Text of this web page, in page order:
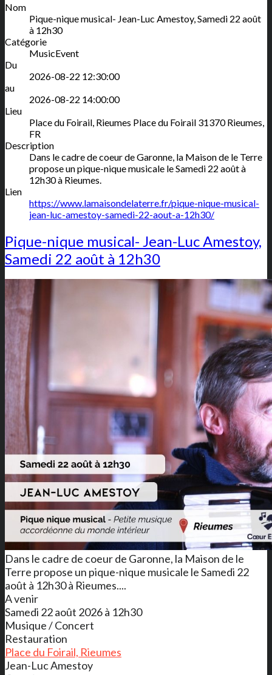
Nom
Pique-nique musical- Jean-Luc Amestoy, Samedi 22 août
à 12h30
Catégorie
MusicEvent
Du
2026-08-22 12:30:00
au
2026-08-22 14:00:00
Lieu
Place du Foirail, Rieumes Place du Foirail 31370 Rieumes
FR
Description
Dans le cadre de coeur de Garonne, la Maison de le Terre
propose un pique-nique musicale le Samedi 22 août à
12h30 à Rieumes.
Lien
https://www.lamaisondelaterre.fr/pique-nique-musical-
jean-luc-amestoy-samedi-22-aout-a-12h30/
Pique-nique musical- Jean-Luc Amestoy,
Samedi 22 août à 12h30
Dans le cadre de coeur de Garonne, la Maison de le
Terre propose un pique-nique musicale le Samedi 22
août à 12h30 à Rieumes....
A venir
Samedi 22 août 2026 à 12h30
Musique / Concert
Restauration
Place du Foirail, Rieumes
Jean-Luc Amestoy